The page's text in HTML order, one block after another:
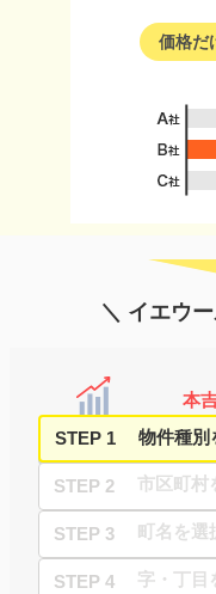
価格だ
＼ イエウ
本
STEP 1
STEP 2
STEP 3
STEP 4